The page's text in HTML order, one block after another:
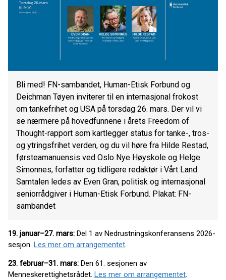
Bli med! FN-sambandet, Human-Etisk Forbund og
Deichman Tøyen inviterer til en internasjonal frokost
om tankefrihet og USA på torsdag 26. mars. Der vil vi
se nærmere på hovedfunnene i årets Freedom of
Thought-rapport som kartlegger status for tanke-, tros-
og ytringsfrihet verden, og du vil høre fra Hilde Restad,
førsteamanuensis ved Oslo Nye Høyskole og Helge
Simonnes, forfatter og tidligere redaktør i Vårt Land.
Samtalen ledes av Even Gran, politisk og internasjonal
seniorrådgiver i Human-Etisk Forbund. Plakat: FN-
sambandet
19. januar–27. mars: Del 1 av Nedrustningskonferansens 2026-
sesjon. Les mer om arrangementet.
23. februar–31. mars: Den 61. sesjonen av
Menneskerettighetsrådet. Les mer om arrangementet.